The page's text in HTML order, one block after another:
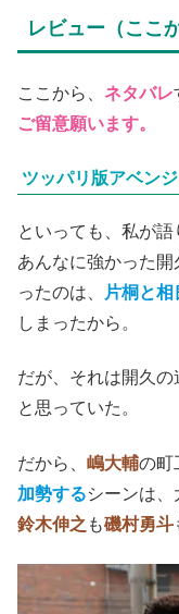
レビュー（ここ
ここから、 ネタバレ
ご留意願います。
ツッパリ版アベン
といっても、私が語
あんなに強かった
ったのは、
片桐と相
しまったから。
だが、それは開久
と思っていた。
だから、 嶋大輔の町
加勢するシーンは、
鈴木伸之 も磯村勇斗